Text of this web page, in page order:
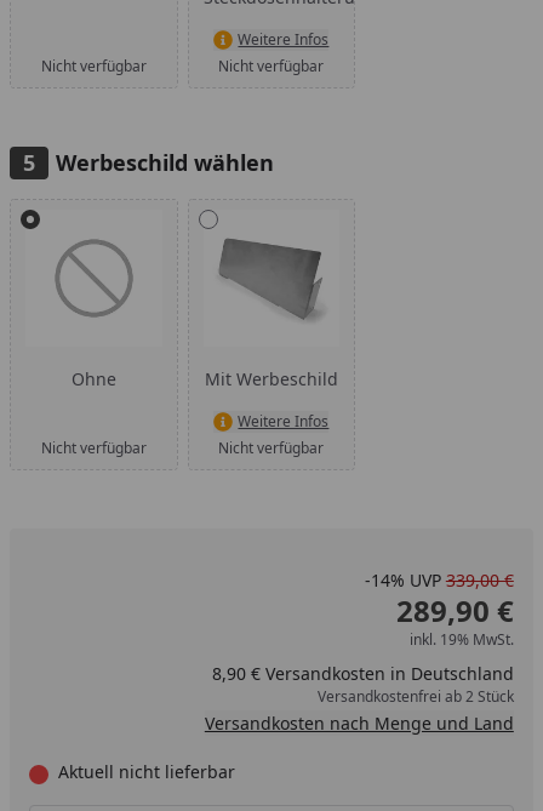
Nicht verfügbar
Weitere Infos
Nicht verfügbar
Werbeschild wählen
Alle anzeigen (2)
Ohne
Nicht verfügbar
Mit Werbeschild
Weitere Infos
Nicht verfügbar
-14% UVP 339,00 €
289,90 €
inkl. 19% MwSt.
8,90 € Versandkosten in Deutschland
Versandkostenfrei ab 2 Stück
Versandkosten nach Menge und Land
Aktuell nicht lieferbar